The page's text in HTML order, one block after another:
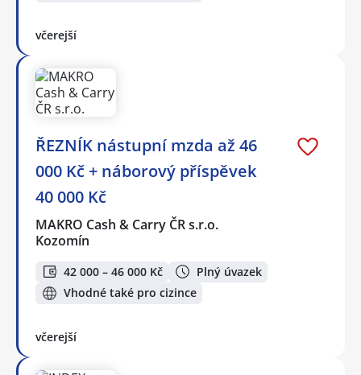
včerejší
ŘEZNÍK nástupní mzda až 46
000 Kč + náborový příspěvek
40 000 Kč
MAKRO Cash & Carry ČR s.r.o.
Kozomín
42 000 – 46 000 Kč
Plný úvazek
Vhodné také pro cizince
včerejší